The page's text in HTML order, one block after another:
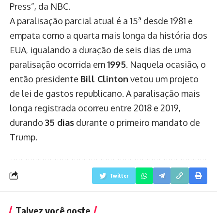
Press”, da NBC.
A paralisação parcial atual é a 15ª desde 1981 e
empata como a quarta mais longa da história dos
EUA, igualando a duração de seis dias de uma
paralisação ocorrida em1995. Naquela ocasião, o
então presidente Bill Clinton vetou um projeto
de lei de gastos republicano. A paralisação mais
longa registrada ocorreu entre 2018 e 2019,
durando 35 dias durante o primeiro mandato de
Trump.
Twitter
Talvez você goste